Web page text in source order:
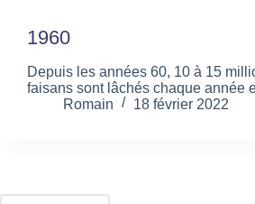
1960
Depuis les années 60, 10 à 15
faisans sont lâchés chaque année
Romain
18 février 2022